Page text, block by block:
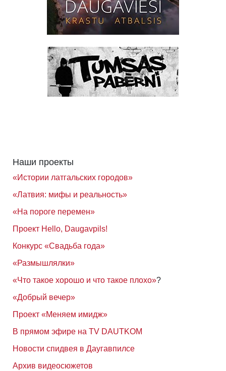
Наши проекты
«Истории латгальских городов»
«Латвия: мифы и реальность»
«На пороге перемен»
Проект Hello, Daugavpils!
Конкурс «Свадьба года»
«Размышлялки»
«Что такое хорошо и что такое плохо»?
«Добрый вечер»
Проект «Меняем имидж»
В прямом эфире на TV DAUTKOM
Новости спидвея в Даугавпилсе
Архив видеосюжетов